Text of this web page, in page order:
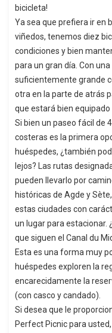
bicicleta!
Ya sea que prefiera ir en
viñedos, tenemos diez
condiciones y bien
para un gran día. Con
suficientemente grande
otra en la parte de atrás
que estará bien
Si bien un paseo fácil de
costeras es la primera
huéspedes, ¿también
lejos? Las rutas
pueden llevarlo por
históricas de Agde y
estas ciudades con
un lugar para estacionar.
que siguen el Canal du
Esta es una forma muy
huéspedes exploren la
encarecidamente la
(con casco y candado).
Si desea que le
Perfect Picnic para